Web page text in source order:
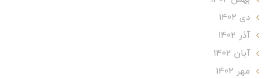
دی 1402
آذر 1402
آبان 1402
مهر 1402